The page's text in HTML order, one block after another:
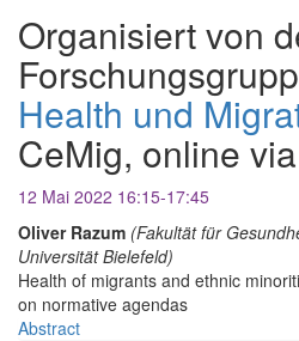
Organisiert von
Health und
CeMig, online
12 Mai 2022 16:15-17:45
Oliver Razum (Fakultät für
Universität Bielefeld)
Health of migrants and ethnic
on normative agendas
Abstract